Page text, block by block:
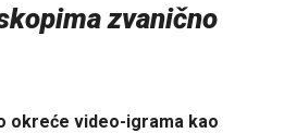
zvanično
okreće video-igrama kao